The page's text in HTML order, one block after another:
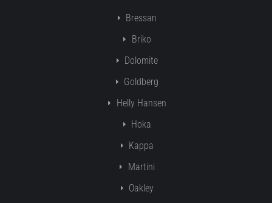
Bressan
Briko
Dolomite
Goldberg
Helly Hansen
Hoka
Kappa
Martini
Oakley